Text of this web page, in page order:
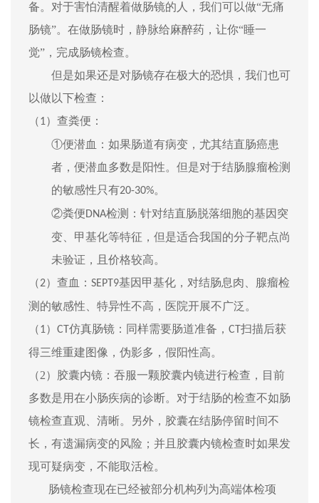
备。对于害怕清醒着做肠镜的人，我们可以做“无痛
肠镜”。在做肠镜时，静脉给麻醉药，让你“睡一
觉”，完成肠镜检查。
但是如果还是对肠镜存在极大的恐惧，我们也可
以做以下检查：
（1） 查粪便：
①便潜血：如果肠道有病变，尤其结直肠癌患
者，便潜血多数是阳性。但是对于结肠腺瘤检测
的敏感性只有20-30%。
②粪便DNA检测：针对结直肠脱落细胞的基因突
变、甲基化等特征，但是适合我国的分子靶点尚
未验证，且价格较高。
（2） 查血： SEPT9基因甲基化，对结肠息肉、腺瘤检
测的敏感性、特异性不高，医院开展不广泛。
（1） CT仿真肠镜：同样需要肠道准备， CT扫描后获
得三维重建图像，伪影多，假阳性高。
（2）
胶囊内镜：吞服一颗胶囊内镜进行检查，目前
多数是用在小肠疾病的诊断。对于结肠的检查不如肠
镜检查直观、清晰。另外，胶囊在结肠停留时间不
长，有遗漏病变的风险；并且胶囊内镜检查时如果发
现可疑病变， 不能取活检。
肠镜检查现在已经被部分机构列为高端体检项